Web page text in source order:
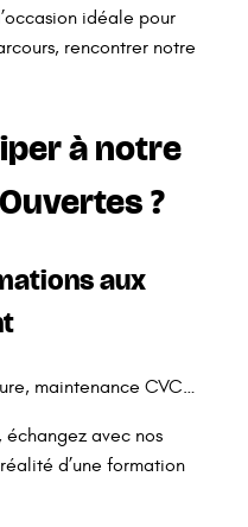
idéale pour
rencontrer notre
à notre
?
aux
maintenance CVC…
échangez avec nos
d’une formation